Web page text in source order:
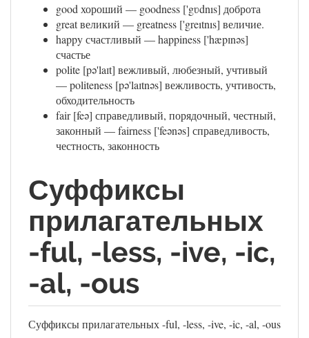
good хороший — goodness ['gʋdnıs] доброта
great великий — greatness ['greıtnıs] величие.
happy счастливый — happiness ['hæpɪnəs]
счастье
polite [pə'laɪt] вежливый, любезный, учтивый
— politeness [pə'laɪtnəs] вежливость, учтивость,
обходительность
fair [feə] справедливый, порядочный, честный,
законный — fairness ['feənəs] справедливость,
честность, законность
Суффиксы
прилагательных
-ful, -less, -ive, -ic,
-al, -ous
Суффиксы прилагательных -ful, -less, -ive, -ic, -al, -ous